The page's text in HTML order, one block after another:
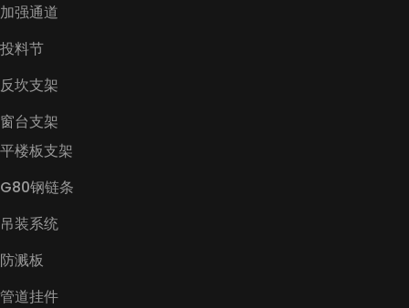
加强通道
投料节
反坎支架
窗台支架
平楼板支架
G80钢链条
吊装系统
防溅板
管道挂件